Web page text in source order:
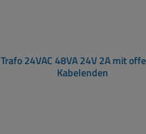
Trafo 24VAC 48VA 24V 2A mit
Kabelenden